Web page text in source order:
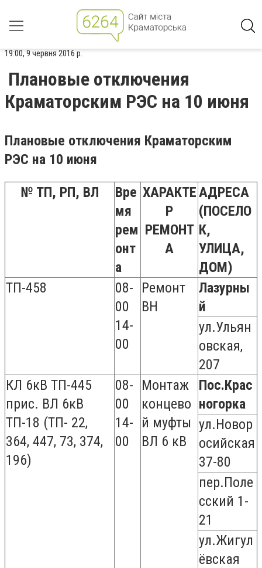
19:00, 9 червня 2016 р.
Плановые отключения
Краматорским РЭС на 10 июня
Плановые отключения Краматорским
РЭС на 10 июня
№ ТП, РП, ВЛ
Вре
мя
рем
онт
а
ХАРАКТЕ
Р
РЕМОНТ
А
АДРЕСА
(ПОСЕЛО
К,
УЛИЦА,
ДОМ)
ТП-458
08-
00
14-
00
Ремонт
ВН
Лазурны
й
ул.Ульян
овская,
207
КЛ 6кВ ТП-445
прис. ВЛ 6кВ
ТП-18 (ТП- 22,
364, 447, 73, 374,
196)
08-
00
14-
00
Монтаж
концево
й муфты
ВЛ 6 кВ
Пос.Крас
ногорка
ул.Новор
осийская
37-80
пер.Поле
сский 1-
21
ул.Жигул
ёвская